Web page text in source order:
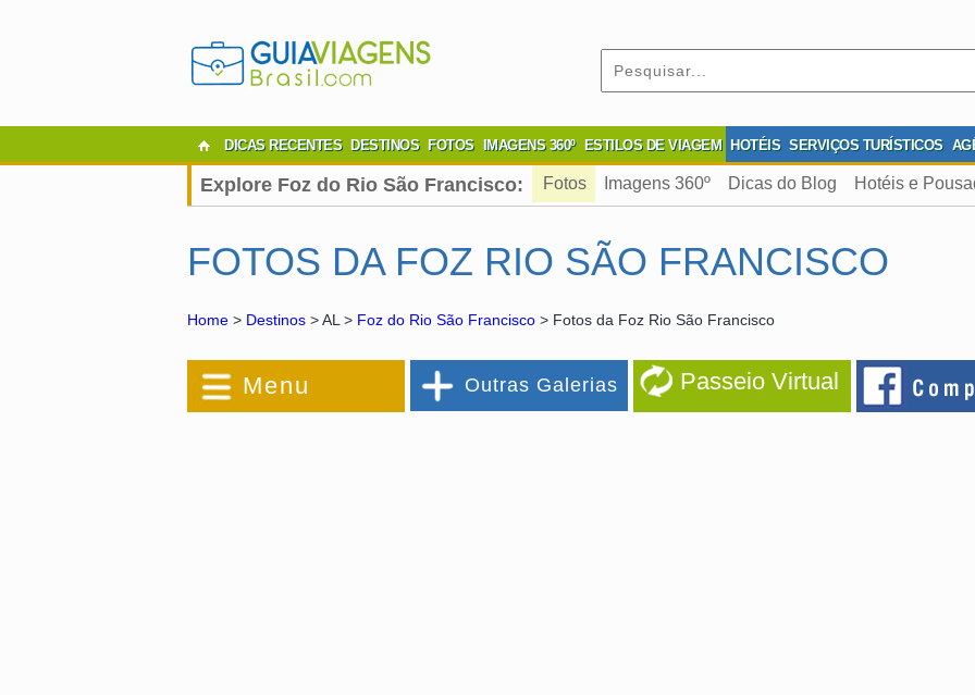
DICAS RECENTES DESTINOS FOTOS IMAGENS 360º ESTILOS DE VIAGEM HOTÉIS SERVIÇOS TURÍSTICOS
Explore Foz do Rio São Francisco: Fotos Imagens 360º Dicas do Blog Hotéis e
FOTOS DA FOZ RIO SÃO FRANCISCO
Home > Destinos > AL > Foz do Rio São Francisco > Fotos da Foz Rio São Francisco
Menu Outras Galerias Passeio Virtual